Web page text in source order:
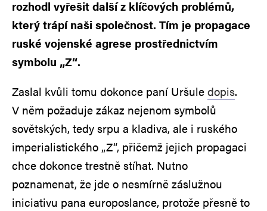
rozhodl vyřešit další z klíčových problémů,
který trápí naši společnost. Tím je propagace
ruské vojenské agrese prostřednictvím
symbolu „Z“.
Zaslal kvůli tomu dokonce paní Uršuledopis.
V něm požaduje zákaz nejenom symbolů
sovětských, tedy srpu a kladiva, ale i ruského
imperialistického „Z“, přičemž jejich propagaci
chce dokonce trestně stíhat. Nutno
poznamenat, že jde o nesmírně záslužnou
iniciativu pana europoslance, protože přesně to